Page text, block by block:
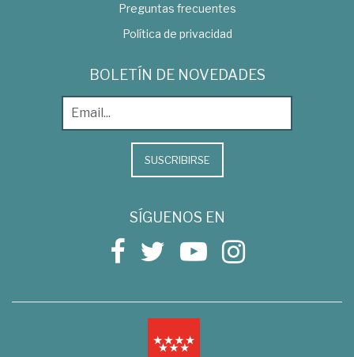
Preguntas frecuentes
Política de privacidad
BOLETÍN DE NOVEDADES
SUSCRIBIRSE
SÍGUENOS EN